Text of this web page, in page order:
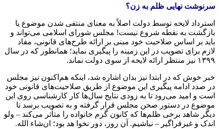
سرنوشت نهایی ظلم به زن؟
استرداد لایحه توسط دولت اصلاً به معنای منتفی شدن موضوع یا
بازگشت به نقطه شروع نیست! مجلس شورای اسلامی می‌تواند و
باید بر اساس صلاحیت خود مبنی بر ارائه طرح‌های قانونی، مفاد
لازم برای تصویب در این زمینه را پیگیری نماید؛ همانطور که در سال
۱۳۹۹ نیز منتظر ارائه لایحه از سوی دولت نماند.
خبر خوش که در ابتدا نیز بدان اشاره شد، اینکه هم‌اکنون نیز مجلس
در صدد ادامه پیگیری این موضوع از طریق صلاحیت‌های قانونی خود
است و امید می‌رود تا به زودی نتایج سال‌ها کار کارشناسی روی این
موضوع در دستور صحن مجلس قرار گرفته و به تصویب برسد تا
دیگر شاهد برخی ظلم‌ها که کانون گرم خانواده را متأثر می‌کند – ولو
اندک و غیرفراگیر – نباشیم. آن روز، دور نخوا هد بود؛ ان‌شاء الله.